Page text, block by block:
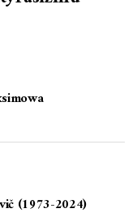
(1973-2024)